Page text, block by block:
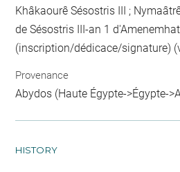
Khâkaourê Sésostris III ;
de Sésostris III-an 1
(inscription/dédicace/signature)
Provenance
Abydos (Haute Égypte->Égypte-
HISTORY